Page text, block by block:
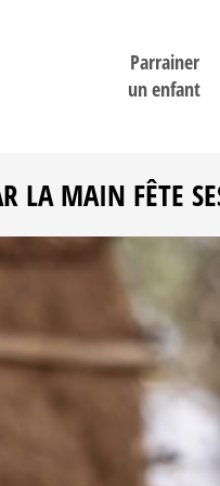
Parrainer
un enfant
LA MAIN FÊTE